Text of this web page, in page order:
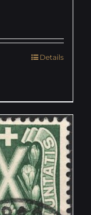
Details